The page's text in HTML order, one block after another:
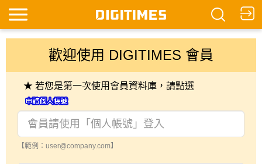
歡迎使用 DIGITIMES 會員
★ 若您是第一次使用會員資料庫，請點選
【範例：user@company.com】